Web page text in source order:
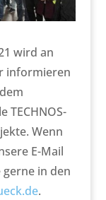
wird an
informieren
TECHNOS-
Wenn
E-Mail
gerne in den
.